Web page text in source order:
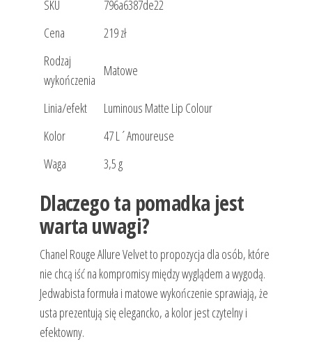
SKU
796a6387de22
Cena
219 zł
Rodzaj
wykończenia
Matowe
Linia/efekt
Luminous Matte Lip Colour
Kolor
47 L´Amoureuse
Waga
3,5 g
Dlaczego ta pomadka jest
warta uwagi?
Chanel Rouge Allure Velvet to propozycja dla osób, które
nie chcą iść na kompromisy między wyglądem a wygodą.
Jedwabista formuła i matowe wykończenie sprawiają, że
usta prezentują się elegancko, a kolor jest czytelny i
efektowny.